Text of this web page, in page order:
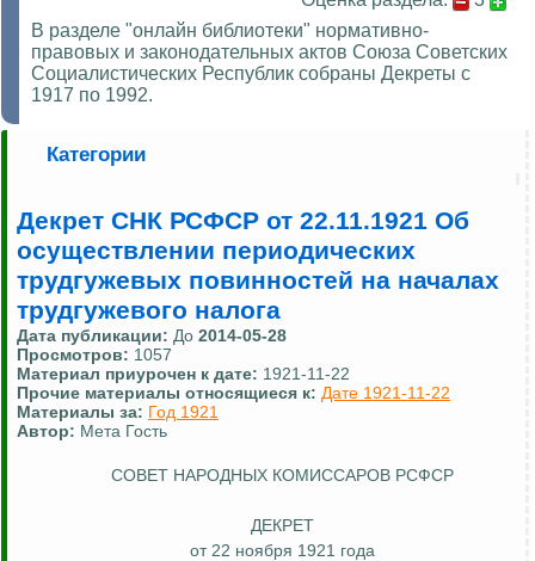
В разделе "онлайн библиотеки" нормативно-
правовых и законодательных актов Союза Советских
Социалистических Республик собраны Декреты с
1917 по 1992.
Категории
Декрет СНК РСФСР от 22.11.1921 Об
осуществлении периодических
трудгужевых повинностей на началах
трудгужевого налога
Дата публикации: До 2014-05-28
Просмотров: 1057
Материал приурочен к дате: 1921-11-22
Прочие материалы относящиеся к: Дате 1921-11-22
Материалы за: Год 1921
Автор: Мета Гость
СОВЕТ НАРОДНЫХ КОМИССАРОВ РСФСР
ДЕКРЕТ
от 22 ноября 1921 года